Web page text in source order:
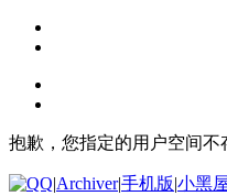
抱歉，您指定的用户空间不
|Archiver|手机版|小黑